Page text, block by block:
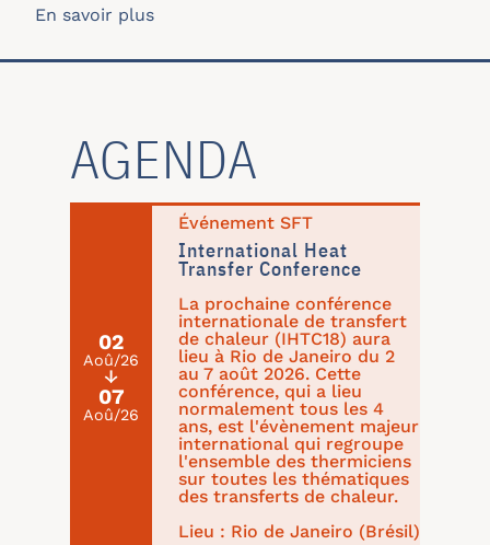
En savoir plus
AGENDA
02
Aoû/26
↓
07
Aoû/26
Événement SFT
International Heat
Transfer Conference
La prochaine conférence
internationale de transfert
de chaleur (IHTC18) aura
lieu à Rio de Janeiro du 2
au 7 août 2026. Cette
conférence, qui a lieu
normalement tous les 4
ans, est l'évènement majeur
international qui regroupe
l'ensemble des thermiciens
sur toutes les thématiques
des transferts de chaleur.
Lieu : Rio de Janeiro (Brésil)